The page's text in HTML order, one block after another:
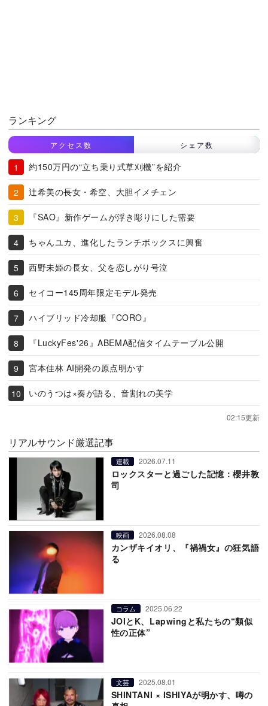
ランキング
アクセス数 シェア数
約150万円の“立ち乗り式草刈機”を紹介
辻希美の長女・希空、大胆イメチェン
『SAO』新作ゲームが浮き彫りにした需要
ちゃんユカ、進化したランチボックスに興奮
西野未姫の長女、父を恋しがり号泣
セイコー145周年限定モデル発売
ハイブリッド冷却服『CORO』
『LuckyFes'26』ABEMA配信タイムテーブル公開
宮本佳林 AI開発の原点明かす
いのうつは×奏が語る、音割れの美学
02:15更新
リアルサウンド厳選記事
連載 2026.07.11
ロックスターと過ごした記憶：櫻井敦
司
映画 2026.08.08
カンザキイオリ、『禍禍女』の狂気語
る
コラム 2025.06.22
JOIとK、Lapwingと私たちの“類似
性の正体”
文芸 2025.08.01
SHINTANI × ISHIYAが明かす、噂の